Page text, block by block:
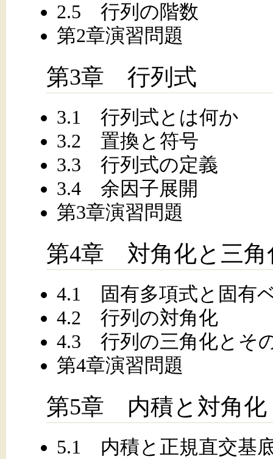
2.5 行列の階数
第2章演習問題
第3章 行列式
3.1 行列式とは何か
3.2 置換と符号
3.3 行列式の定義
3.4 余因子展開
第3章演習問題
第4章 対角化と三角
4.1 固有多項式と固有
4.2 行列の対角化
4.3 行列の三角化とそ
第4章演習問題
第5章 内積と対角化
5.1 内積と正規直交基